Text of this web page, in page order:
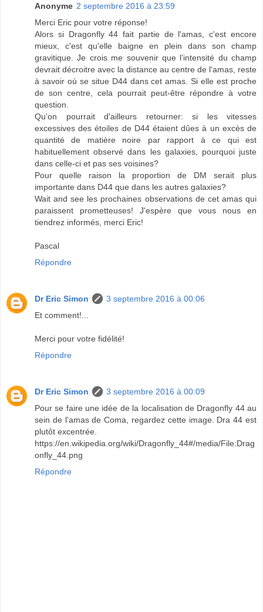
Anonyme 2 septembre 2016 à 23:59
Merci Eric pour votre réponse!
Alors si Dragonfly 44 fait partie de l'amas, c'est encore
mieux, c'est qu'elle baigne en plein dans son champ
gravitique. Je crois me souvenir que l’intensité du champ
devrait décroitre avec la distance au centre de l'amas, reste
à savoir où se situe D44 dans cet amas. Si elle est proche
de son centre, cela pourrait peut-être répondre à votre
question.
Qu'on pourrait d'ailleurs retourner: si les vitesses
excessives des étoiles de D44 étaient dûes à un excès de
quantité de matière noire par rapport à ce qui est
habituellement observé dans les galaxies, pourquoi juste
dans celle-ci et pas ses voisines?
Pour quelle raison la proportion de DM serait plus
importante dans D44 que dans les autres galaxies?
Wait and see les prochaines observations de cet amas qui
paraissent prometteuses! J'espère que vous nous en
tiendrez informés, merci Eric!
Pascal
Répondre
Dr Eric Simon
3 septembre 2016 à 00:06
Et comment!...
Merci pour votre fidélité!
Répondre
Dr Eric Simon
3 septembre 2016 à 00:09
Pour se faire une idée de la localisation de Dragonfly 44 au
sein de l'amas de Coma, regardez cette image. Dra 44 est
plutôt excentrée.
https://en.wikipedia.org/wiki/Dragonfly_44#/media/File:Drag
onfly_44.png
Répondre